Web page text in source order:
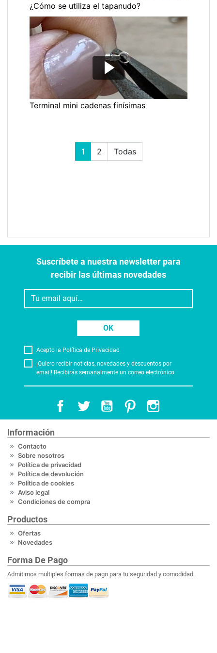
¿Cómo se utiliza el tapanudo?
Terminal mini cadenas finísimas
1 2 Todas
Suscríbete a nuestra newsletter para
recibir las últimas novedades
OK
Acepto la Política de Privacidad
¡Quiero recibir noticias, novedades y descuentos por
email! Recibirás semanalmente un correo electrónico
Información
Contacto
Sobre nosotros
Política de privacidad
Política de devolución
Política de cookies
Aviso legal
Condiciones de compra
Productos
Ofertas
Novedades
Forma De Pago
Admitimos multiples formas de pago para tu seguridad y comodidad.